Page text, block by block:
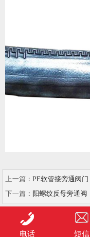
上一篇： PE软管接旁通阀门
下一篇： 阳螺纹反母旁通阀
电话 短信